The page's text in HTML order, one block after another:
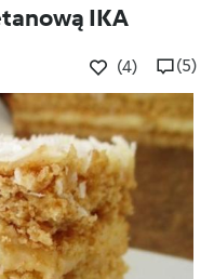
IKA
(4) (5)